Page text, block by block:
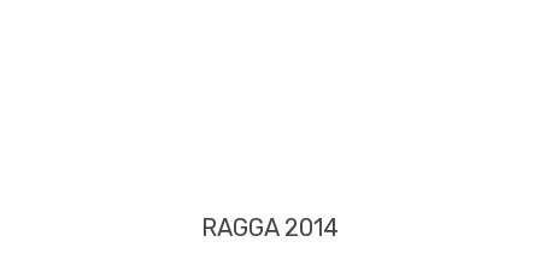
RAGGA 2014